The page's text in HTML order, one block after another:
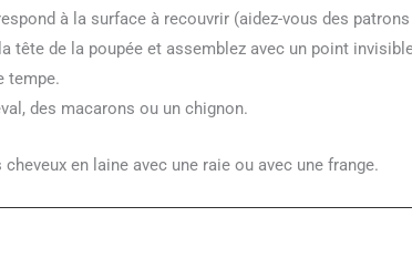
à la surface à recouvrir (aidez-vous des patrons
tête de la poupée et assemblez avec un point
tempe.
des macarons ou un chignon.
en laine avec une raie ou avec une frange.